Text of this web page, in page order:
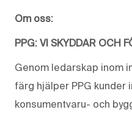
Om oss:
PPG: VI SKYDDAR OCH
Genom ledarskap inom
färg hjälper PPG
konsumentvaru- och